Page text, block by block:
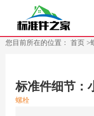
您目前所在的位置：首页>
标准件细节：
螺栓